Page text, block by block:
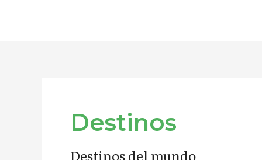
Destinos
Destinos del mundo
entradas